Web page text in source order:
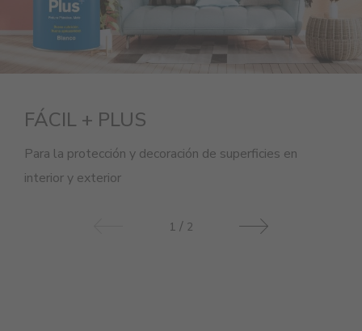
FÁCIL + PLUS
Para la protección y decoración de superficies en
interior y exterior
1 / 2